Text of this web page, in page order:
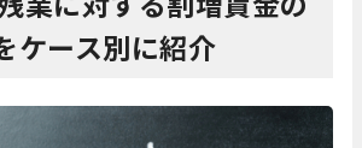
ケース別に紹介